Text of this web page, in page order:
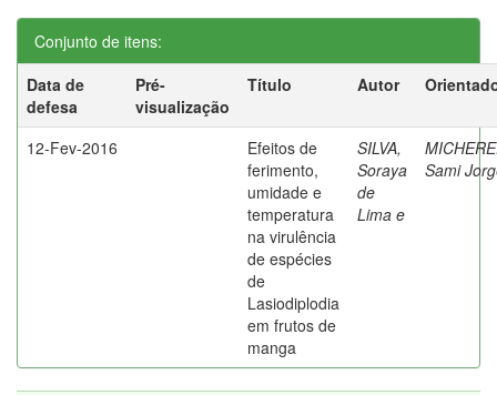
Conjunto de itens:
Data de
defesa
Pré-
visualização
Título Autor
12-Fev-2016
Efeitos de
ferimento,
umidade e
temperatura
na virulência
de espécies
de
Lasiodiplodia
em frutos de
manga
SILVA,
Soraya
de
Lima e
Sami